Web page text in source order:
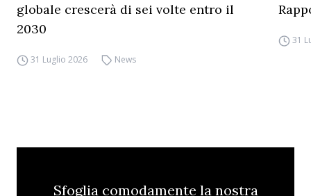
globale crescerà di sei volte entro il
2030
31 Luglio 2026 News
31
Sfoglia comodamente la nostra